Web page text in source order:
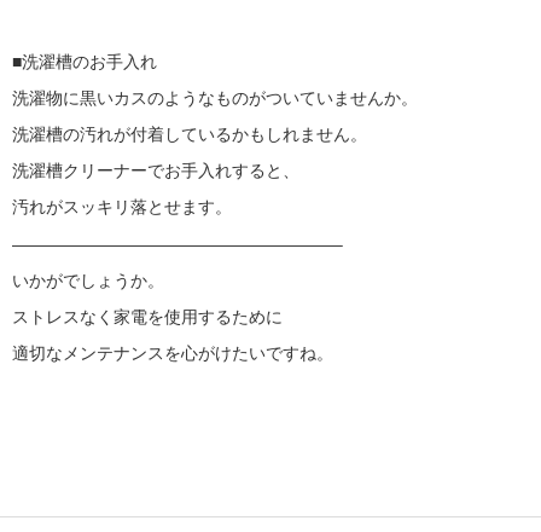
■洗濯槽のお手入れ
洗濯物に黒いカスのようなものがついていませんか。
洗濯槽の汚れが付着しているかもしれません。
洗濯槽クリーナーでお手入れすると、
汚れがスッキリ落とせます。
———————————————————–
いかがでしょうか。
ストレスなく家電を使用するために
適切なメンテナンスを心がけたいですね。